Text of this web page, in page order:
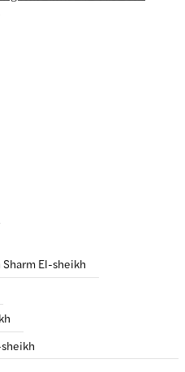
El-sheikh